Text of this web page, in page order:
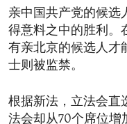
亲中国共产党的候选
得意料之中的胜利。
有亲北京的候选人才
士则被监禁。
根据新法，立法会直
法会却从70个席位增